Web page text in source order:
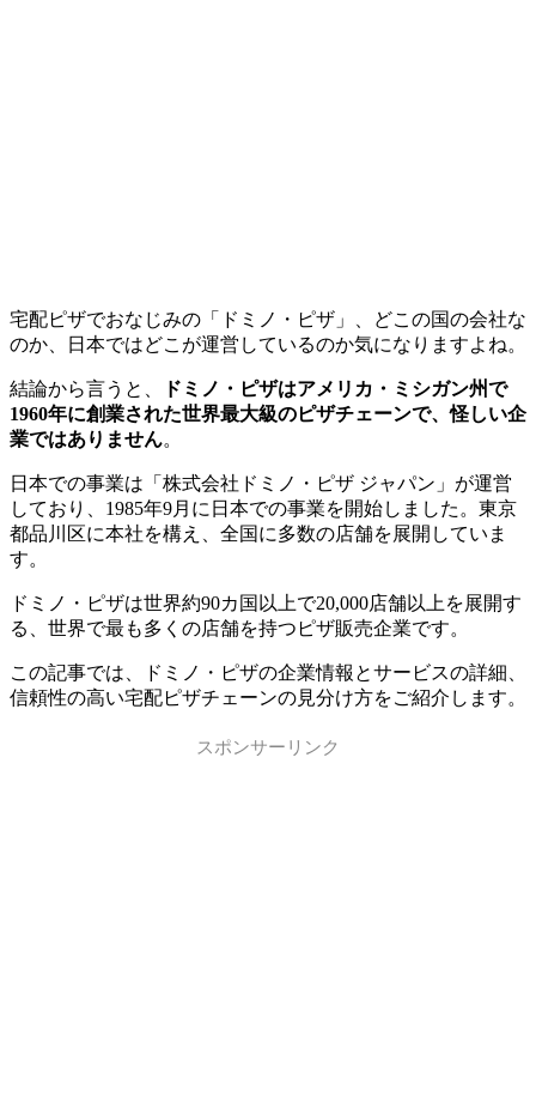
宅配ピザでおなじみの「ドミノ・ピザ」、どこの国の会社な
のか、日本ではどこが運営しているのか気になりますよね。
結論から言うと、
ドミノ・ピザはアメリカ・ミシガン州で
1960年に創業された世界最大級のピザチェーンで、怪しい企
業ではありません。
日本での事業は「株式会社ドミノ・ピザ ジャパン」が運営
しており、1985年9月に日本での事業を開始しました。東京
都品川区に本社を構え、全国に多数の店舗を展開していま
す。
ドミノ・ピザは世界約90カ国以上で20,000店舗以上を展開す
る、世界で最も多くの店舗を持つピザ販売企業です。
この記事では、ドミノ・ピザの企業情報とサービスの詳細、
信頼性の高い宅配ピザチェーンの見分け方をご紹介します。
スポンサーリンク